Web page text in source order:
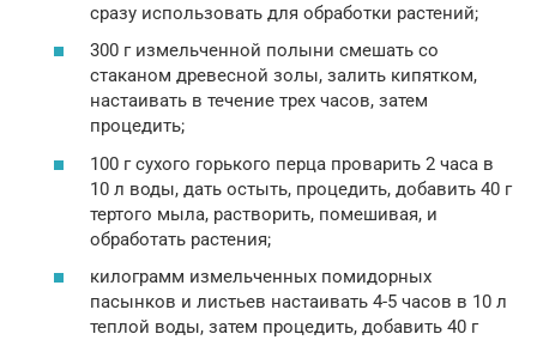
сразу использовать для обработки растений;
300 г измельченной полыни смешать со
стаканом древесной золы, залить кипятком,
настаивать в течение трех часов, затем
процедить;
100 г сухого горького перца проварить 2 часа в
10 л воды, дать остыть, процедить, добавить 40 г
тертого мыла, растворить, помешивая, и
обработать растения;
килограмм измельченных помидорных
пасынков и листьев настаивать 4-5 часов в 10 л
теплой воды, затем процедить, добавить 40 г